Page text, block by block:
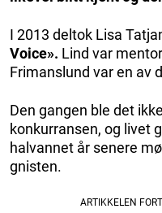
I 2013 deltok Lisa
Voice». Lind var
Frimanslund var en av
Den gangen ble det
konkurransen, og livet
halvannet år senere
gnisten.